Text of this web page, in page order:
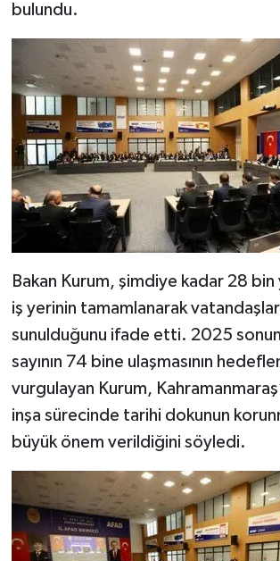
bulundu.
Bakan Kurum, şimdiye kadar 28
iş yerinin tamamlanarak
sunulduğunu ifade etti. 2025
sayının 74 bine ulaşmasının
vurgulayan Kurum,
inşa sürecinde tarihi dokunun
büyük önem verildiğini söyledi.
ÜÇÜNCÜ SAYFA
BİLİMNET
Yemek
SİVİL TOPLUM
SEÇİM 2014
KİM KİMDİR
ÇEK GÖNDER
KİTAP
HEDEF2020
OTOMOBİL
MİZAH